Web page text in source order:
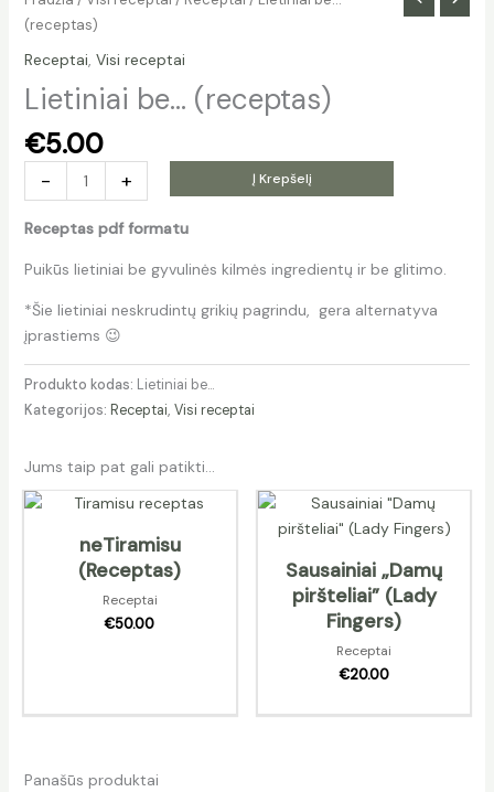
(receptas)
Receptai, Visi receptai
Lietiniai be… (receptas)
€5.00
- + Į Krepšelį
Receptas pdf formatu
Puikūs lietiniai be gyvulinės kilmės ingredientų ir be glitimo.
*Šie lietiniai neskrudintų grikių pagrindu, gera alternatyva
įprastiems 😉
Produkto kodas: Lietiniai be...
Kategorijos: Receptai, Visi receptai
Jums taip pat gali patikti…
neTiramisu
(Receptas)
Receptai
€50.00
Sausainiai „Damų
piršteliai” (Lady
Fingers)
Receptai
€20.00
Panašūs produktai